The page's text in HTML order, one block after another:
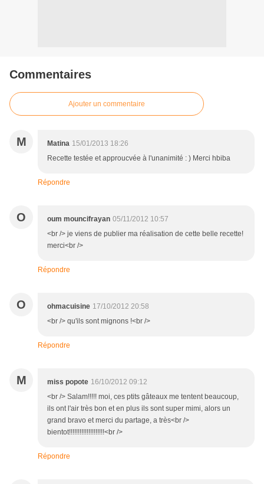
Commentaires
Ajouter un commentaire
M Matina 15/01/2013 18:26
Recette testée et approucvée à l'unanimité : ) Merci hbiba
Répondre
O oum mouncifrayan 05/11/2012 10:57
<br /> je viens de publier ma réalisation de cette belle recette!
merci<br />
Répondre
O ohmacuisine 17/10/2012 20:58
<br /> qu'ils sont mignons !<br />
Répondre
M miss popote 16/10/2012 09:12
<br /> Salam!!!!! moi, ces ptits gâteaux me tentent beaucoup,
ils ont l'air très bon et en plus ils sont super mimi, alors un
grand bravo et merci du partage, a très<br />
bientot!!!!!!!!!!!!!!!!!!!!<br />
Répondre